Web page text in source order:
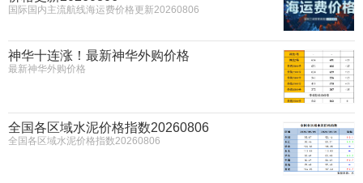
国际国内主流航线海运费价格更新20260806
神华十连涨！最新神华外购价格
最新神华外购价格
全国各区域水泥价格指数20260806
全国各区域水泥价格指数20260806